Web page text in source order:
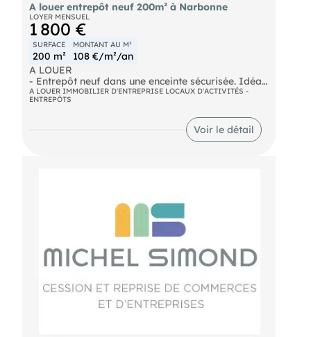
A louer entrepôt neuf 200m² à Narbonne
LOYER MENSUEL
1 800 €
SURFACE
200 m²
MONTANT AU M²
108 €/m²/an
A LOUER
- Entrepôt neuf dans une enceinte sécurisée. Idéal
pour activité de stockage. Accès poids lourds avec
aire de retournement. Porte 3x3 plus accès piétons.
Cinq places de parking attenantes. Dossier sur
demande, nous consulter. Loyer mensuel : 1.800€
A LOUER IMMOBILIER D'ENTREPRISE LOCAUX D'ACTIVITÉS -
ENTREPÔTS
Voir le détail